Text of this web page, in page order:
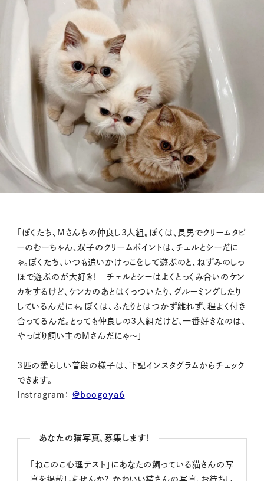
「ぼくたち、Mさんちの仲良し3人組。ぼくは、長男でクリームタビ
ーのむーちゃん、双子のクリームポイントは、チェルとシーだに
ゃ。ぼくたち、いつも追いかけっこをして遊ぶのと、ねずみのしっ
ぽで遊ぶのが大好き！ チェルとシーはよくとっくみ合いのケン
カをするけど、ケンカのあとはくっついたり、グルーミングしたり
しているんだにゃ。ぼくは、ふたりとはつかず離れず、程よく付き
合ってるんだ。とっても仲良しの3人組だけど、一番好きなのは、
やっぱり飼い主のMさんだにゃ～」
3匹の愛らしい普段の様子は、下記インスタグラムからチェック
できます。
Instragram： @boogoya6
あなたの猫写真、募集します！
「ねこのこ心理テスト」にあなたの飼っている猫さんの写
真を掲載しませんか？ かわいい猫さんの写真、お待ちし